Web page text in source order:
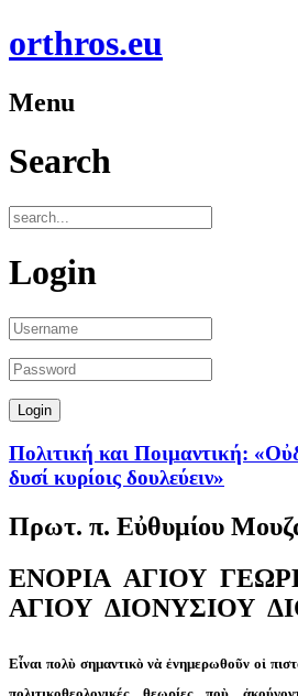
orthros.eu
Menu
Search
Login
Πολιτική και Ποιμαντική:
δυσί κυρίοις δουλεύειν»
Πρωτ. π. Εὐθυμίου
ΕΝΟΡΙΑ ΑΓΙΟΥ
ΑΓΙΟΥ ΔΙΟΝΥΣΙΟΥ
Εἶναι πολὺ σημαντικὸ νὰ ἐνημερωθοῦν οἱ